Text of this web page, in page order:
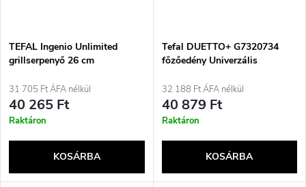
TEFAL Ingenio Unlimited
grillserpenyő 26 cm
31 705 Ft ÁFA nélkül
40 265 Ft
Raktáron
KOSÁRBA
Tefal DUETTO+ G7320734
főzőedény Univerzális
32 188 Ft ÁFA nélkül
40 879 Ft
Raktáron
KOSÁRBA